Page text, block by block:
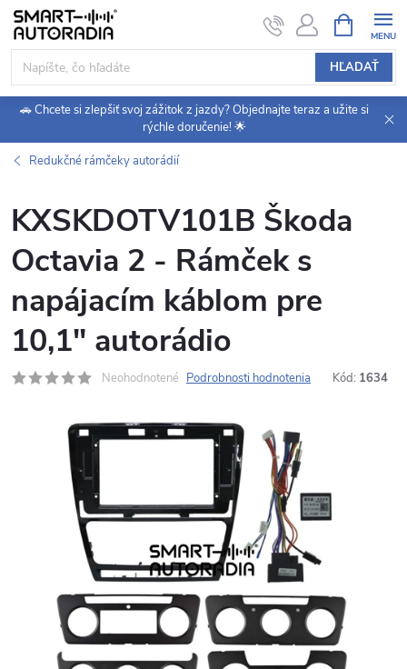
Prejsť
obsah
HĽADAŤ
KOŠÍK
🚗 Chcete si zlepšiť svoj zážitok z jazdy? Objednajte teraz a užite si
rýchle doručenie! 🌟
Redukčné rámčeky autorádií
KXSKDOTV101B Škoda
Octavia 2 - Rámček s
napájacím káblom pre
10,1" autorádio
Neohodnotené Podrobnosti hodnotenia Kód: 1634